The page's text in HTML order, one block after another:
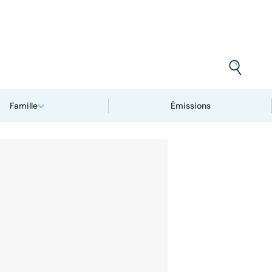
Famille Émissions